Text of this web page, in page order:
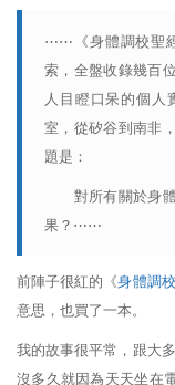
⋯⋯《身體調校聖
索，全盤收錄幾百
人目瞪口呆的個人
室，從矽谷到南非
題是：
對所有關於身體
果？⋯⋯
前陣子很紅的《身體調
意思，也買了一本。
我的故事很平常，跟大
沒多久就因為天天坐在